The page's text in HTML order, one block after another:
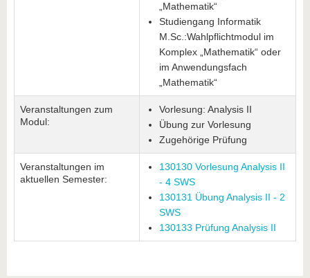
„Mathematik“
Studiengang Informatik
M.Sc.:Wahlpflichtmodul im
Komplex „Mathematik“ oder
im Anwendungsfach
„Mathematik“
Veranstaltungen zum
Modul:
Vorlesung: Analysis II
Übung zur Vorlesung
Zugehörige Prüfung
Veranstaltungen im
aktuellen Semester:
130130 Vorlesung Analysis II
- 4 SWS
130131 Übung Analysis II - 2
SWS
130133 Prüfung Analysis II